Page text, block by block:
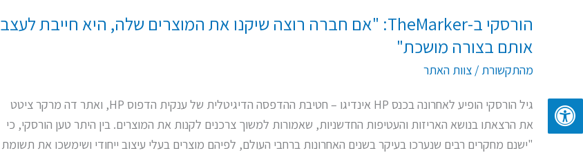
הורסקי ב-TheMarker: "אם חברה רוצה שיקנו את המוצרים שלה, היא חייבת לעצב
אותם בצורה מושכת"
מהתקשורת / צוות האתר
גיל הורסקי הופיע לאחרונה בכנס HP אינדיגו – חטיבת ההדפסה הדיגיטלית של ענקית הדפוס HP, ואתר דה מרקר ציטט
את הרצאתו בנושא האריזות והעטיפות החדשניות, שאמורות למשוך צרכנים לקנות את המוצרים. בין היתר טען הורסקי, כי
"ישנם מחקרים רבים שנערכו בעיקר בשנים האחרונות ברחבי העולם, לפיהם מוצרים בעלי עיצוב ייחודי ושימשכו את תשומת